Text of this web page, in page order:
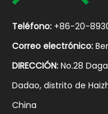
Teléfono: +86-20-
Correo electrónico:
DIRECCIÓN: No.28
Dadao, distrito de
China